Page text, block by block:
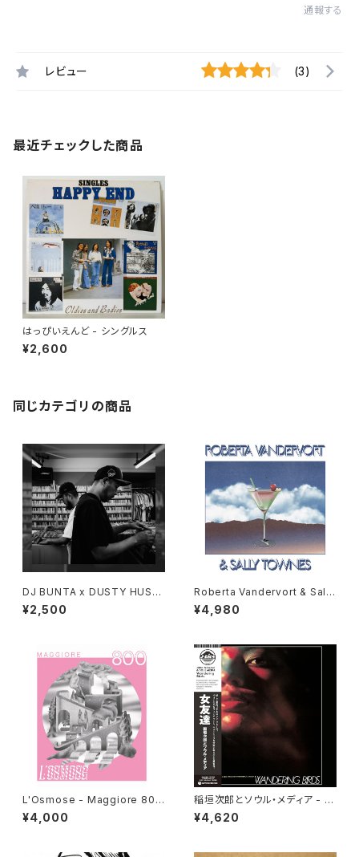
通報する
レビュー (3)
最近チェックした商品
はっぴいえんど - シングルス
¥2,600
同じカテゴリの商品
DJ BUNTA x DUSTY HUSK
Y - 47 CAMPiN DIGGiN "C
D"
¥2,500
Roberta Vandervort & Sally
Townes "LP"
¥4,980
L'Osmose - Maggiore 800
"LP"
¥4,000
稲垣次郎とソウル・メディア - W
andering Birds 女友達 "LP"
¥4,620